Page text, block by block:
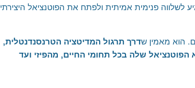
לשלווה פנימית אמיתית ולפתח את הפוטנציאל היצירתי
הוא מאמין שדרך תרגול המדיטציה הטרנסנדנטלית,
שלה בכל תחומי החיים, מהפיזי ועד